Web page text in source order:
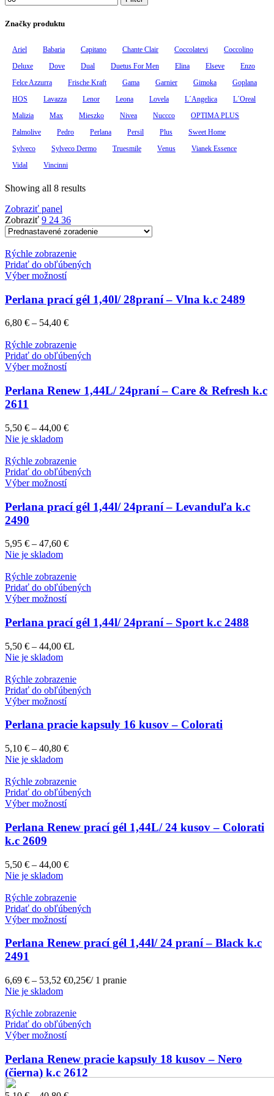
Značky produktu
Ariel Babaria Capitano Chante Clair Coccolatevi
Coccolino
Deluxe
Dove Dual Duetus For Men Elina Elseve
Enzo
Felce Azzurra
Frische Kraft Gama Garnier Gimoka
Goplana
HOS
Lavazza Lenor Leona Lovela L´Angelica
L´Oreal
Malizia
Max Mieszko Nivea Nuccco
OPTIMA PLUS
Palmolive
Pedro Perlana Persil Plus
Sweet Home
Sylveco
Sylveco Dermo Truesmile Venus
Vianek Essence
Vidal
Vincinni
Showing all 8 results
Zobraziť panel
Zobraziť 9 24 36
Rýchle zobrazenie
Pridať do obľúbených
Výber možností
Perlana prací gél 1,40l/ 28praní – Vlna k.c 2489
6,80 € – 54,40 €
Rýchle zobrazenie
Pridať do obľúbených
Výber možností
Perlana Renew 1,44L/ 24praní – Care & Refresh k.c
2611
5,50 € – 44,00 €
Nie je skladom
Rýchle zobrazenie
Pridať do obľúbených
Výber možností
Perlana prací gél 1,44l/ 24praní – Levanduľa k.c
2490
5,95 € – 47,60 €
Nie je skladom
Rýchle zobrazenie
Pridať do obľúbených
Výber možností
Perlana prací gél 1,44l/ 24praní – Sport k.c 2488
5,50 € – 44,00 €L
Nie je skladom
Rýchle zobrazenie
Pridať do obľúbených
Výber možností
Perlana pracie kapsuly 16 kusov – Colorati
5,10 € – 40,80 €
Nie je skladom
Rýchle zobrazenie
Pridať do obľúbených
Výber možností
Perlana Renew prací gél 1,44L/ 24 kusov – Colorati
k.c 2609
5,50 € – 44,00 €
Nie je skladom
Rýchle zobrazenie
Pridať do obľúbených
Výber možností
Perlana Renew prací gél 1,44l/ 24 praní – Black k.c
2491
6,69 € – 53,52 €0,25€/ 1 pranie
Nie je skladom
Rýchle zobrazenie
Pridať do obľúbených
Výber možností
Perlana Renew pracie kapsuly 18 kusov – Nero
(čierna) k.c 2612